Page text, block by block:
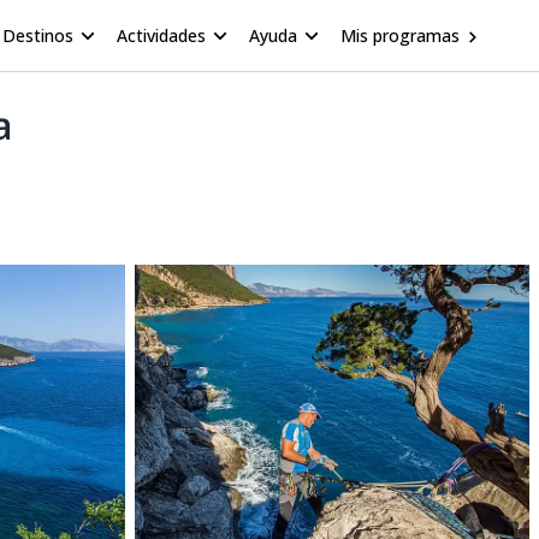
Destinos Actividades Ayuda Mis programas